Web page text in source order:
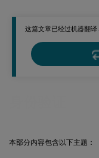
这篇文章已经过机器翻译.
本部分内容包含以下主题：